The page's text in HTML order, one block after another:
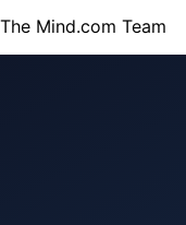
The Mind.com Team